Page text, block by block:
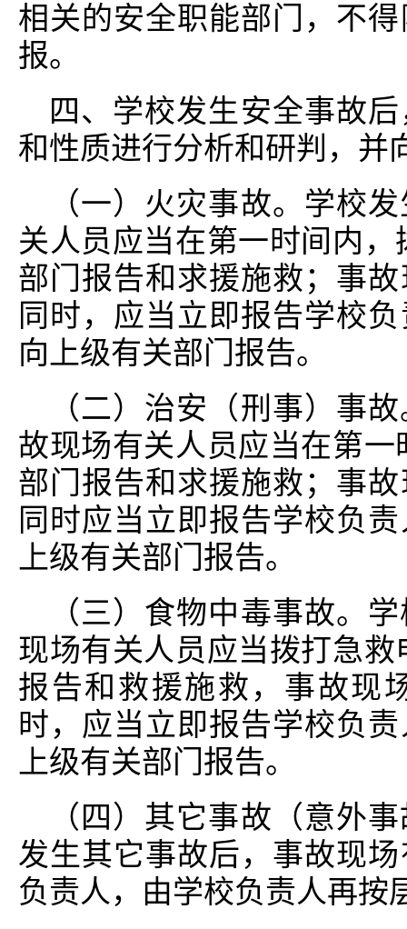
相关的安全职能部门，不
报。
四、学校发生安全事故
和性质进行分析和研判，并
（一）火灾事故。学校
关人员应当在第一时间内，
部门报告和求援施救；事
同时，应当立即报告学校
向上级有关部门报告。
（二）治安（刑事）事
故现场有关人员应当在第一
部门报告和求援施救；事
同时应当立即报告学校负
上级有关部门报告。
（三）食物中毒事故。
现场有关人员应当拨打急救
报告和救援施救，事故现
时，应当立即报告学校负
上级有关部门报告。
（四）其它事故（意外
发生其它事故后，事故现
负责人，由学校负责人再按